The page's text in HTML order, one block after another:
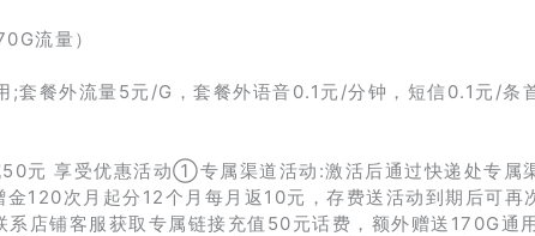
流量）
套餐外流量5元/G，套餐外语音0.1元/分钟，短信0.1元/条
元 享受优惠活动①专属渠道活动:激活后通过快递处专属
120次月起分12个月每月返10元，存费送活动到期后可再
店铺客服获取专属链接充值50元话费，额外赠送170G通